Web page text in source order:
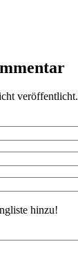
veröffentlicht.
hinzu!